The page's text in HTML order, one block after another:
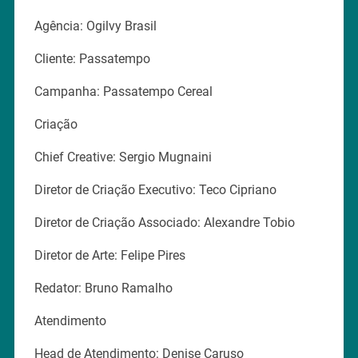
Agência: Ogilvy Brasil
Cliente: Passatempo
Campanha: Passatempo Cereal
Criação
Chief Creative: Sergio Mugnaini
Diretor de Criação Executivo: Teco Cipriano
Diretor de Criação Associado: Alexandre Tobio
Diretor de Arte: Felipe Pires
Redator: Bruno Ramalho
Atendimento
Head de Atendimento: Denise Caruso